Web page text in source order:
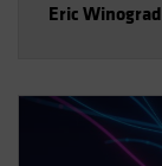
Eric Winograd